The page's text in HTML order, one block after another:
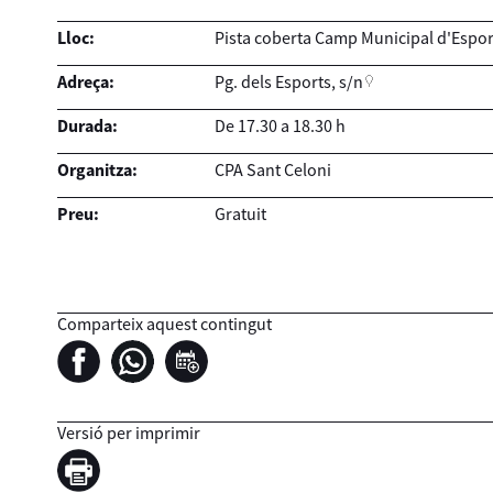
Lloc:
Pista coberta Camp Municipal
Adreça:
Pg. dels Esports, s/n
Durada:
De 17.30 a 18.30 h
Organitza:
CPA Sant Celoni
Preu:
Gratuit
Comparteix aquest contingut
Versió per imprimir